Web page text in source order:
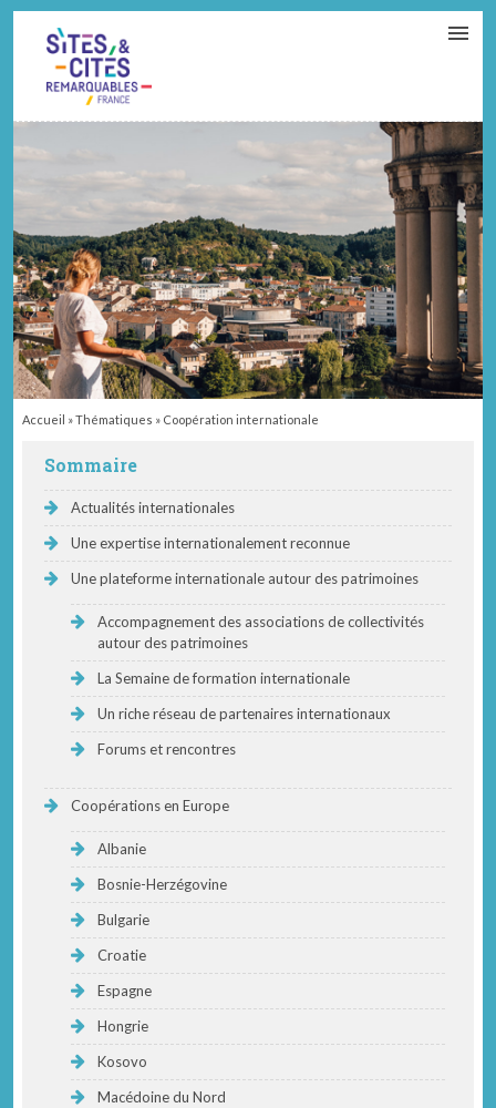
Accueil »Thématiques » Coopération internationale
Sommaire
Actualités internationales
Une expertise internationalement reconnue
Une plateforme internationale autour des patrimoines
Accompagnement des associations de collectivités
autour des patrimoines
La Semaine de formation internationale
Un riche réseau de partenaires internationaux
Forums et rencontres
Coopérations en Europe
Albanie
Bosnie-Herzégovine
Bulgarie
Croatie
Espagne
Hongrie
Kosovo
Macédoine du Nord